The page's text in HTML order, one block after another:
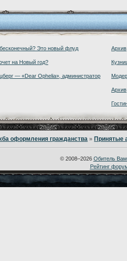
Это новый флуд Архив
на Новый год?
— «Dear Ophelia», администратор
Архив
оформления гражданства » Принятые
Рейтинг
© 2008–2026 Обитель